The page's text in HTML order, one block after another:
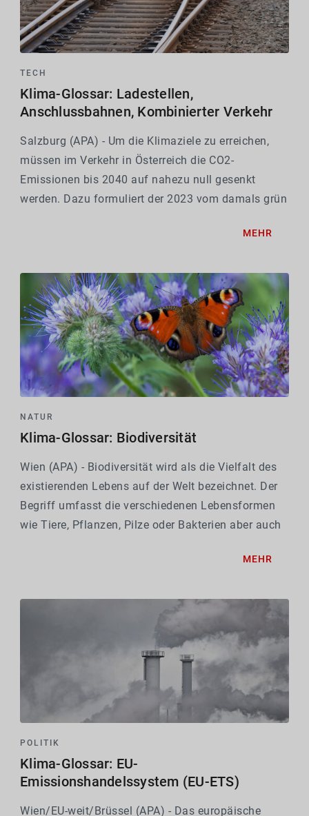
TECH
Klima-Glossar: Ladestellen,
Anschlussbahnen, Kombinierter Verkehr
Salzburg (APA) - Um die Klimaziele zu erreichen,
müssen im Verkehr in Österreich die CO2-
Emissionen bis 2040 auf nahezu null gesenkt
werden. Dazu formuliert der 2023 vom damals grün
"Masterplan Güterverkehr 2030" Strategien, wie
MEHR
NATUR
Klima-Glossar: Biodiversität
Wien (APA) - Biodiversität wird als die Vielfalt des
existierenden Lebens auf der Welt bezeichnet. Der
Begriff umfasst die verschiedenen Lebensformen
wie Tiere, Pflanzen, Pilze oder Bakterien aber auch
Ökosysteme. Darunter fallen etwa Wälder und...
MEHR
POLITIK
Klima-Glossar: EU-
Emissionshandelssystem (EU-ETS)
Wien/EU-weit/Brüssel (APA) - Das europäische